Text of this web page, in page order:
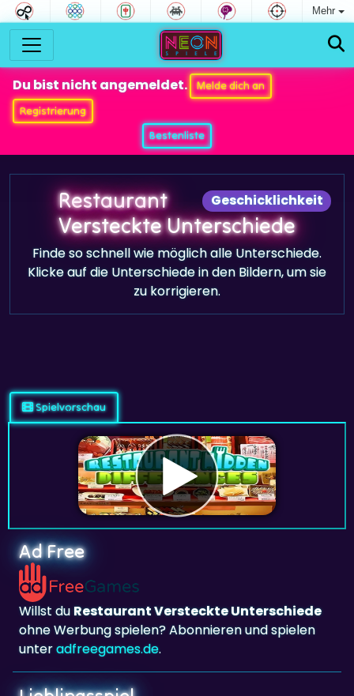
Mehr
Du bist nicht angemeldet.
Melde dich an
Registrierung
Bestenliste
Geschicklichkeit
Restaurant
Versteckte Unterschiede
Finde so schnell wie möglich alle Unterschiede.
Klicke auf die Unterschiede in den Bildern, um sie
zu korrigieren.
Spielvorschau
Ad Free
Willst duRestaurant Versteckte Unterschiede
ohne Werbung spielen? Abonnieren und spielen
unteradfreegames.de.